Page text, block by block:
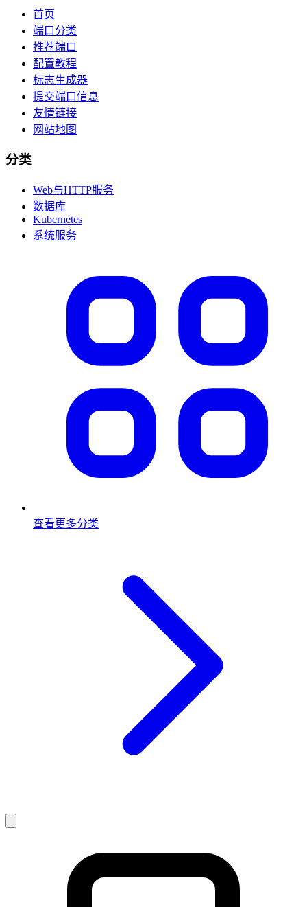
首页
端口分类
推荐端口
配置教程
标志生成器
提交端口信息
友情链接
网站地图
分类
Web与HTTP服务
数据库
Kubernetes
系统服务
查看更多分类